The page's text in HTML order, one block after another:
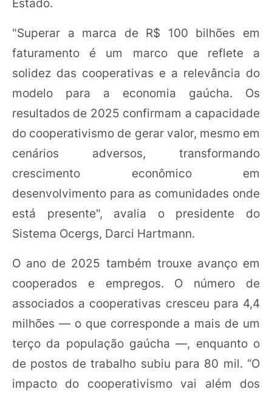
"Superar a marca de R$ 100 bilhões em
faturamento é um marco que reflete a
solidez das cooperativas e a relevância do
modelo para a economia gaúcha. Os
resultados de 2025 confirmam a capacidade
do cooperativismo de gerar valor, mesmo em
cenários adversos, transformando
crescimento econômico em
desenvolvimento para as comunidades onde
está presente", avalia o presidente do
Sistema Ocergs, Darci Hartmann.
O ano de 2025 também trouxe avanço em
cooperados e empregos. O número de
associados a cooperativas cresceu para 4,4
milhões — o que corresponde a mais de um
terço da população gaúcha —, enquanto o
de postos de trabalho subiu para 80 mil. “O
impacto do cooperativismo vai além dos